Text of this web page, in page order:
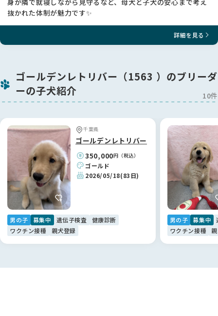
抜かれた体制が魅力です✨
詳細を見る
ゴールデンレトリバー（1563 ）のブリーダ
ーの子犬紹介
10件
千葉県
ゴールデンレトリバー
350,000円（税込）
ゴールド
2026/05/18(83日)
男の子 募集中 遺伝子検査
健康診断
ワクチン接種
親犬登録
男の子 募集中
ワクチン接種